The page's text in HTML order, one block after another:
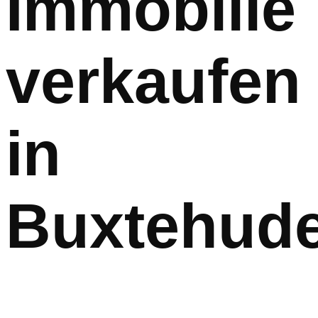
verkaufen
in